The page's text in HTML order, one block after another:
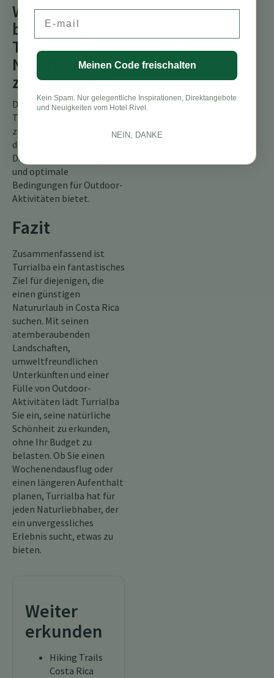
Wann ist die
beste Zeit, um
Turrialba für
Natururlaube
zu besuchen?
Die beste Zeit, um
Turrialba für Natururlaube
zu besuchen, ist während
der Trockenzeit, die von
Dezember bis April dauert
und optimale
Bedingungen für Outdoor-
Aktivitäten bietet.
Fazit
Zusammenfassend ist
Turrialba ein fantastisches
Ziel für diejenigen, die
einen günstigen
Natururlaub in Costa Rica
suchen. Mit seinen
atemberaubenden
Landschaften,
umweltfreundlichen
Unterkünften und einer
Fülle von Outdoor-
Aktivitäten lädt Turrialba
Sie ein, seine natürliche
Schönheit zu erkunden,
ohne Ihr Budget zu
belasten. Ob Sie einen
Wochenendausflug oder
einen längeren Aufenthalt
planen, Turrialba hat für
jeden Naturliebhaber, der
ein unvergessliches
Erlebnis sucht, etwas zu
bieten.
Weiter
erkunden
Hiking Trails
Costa Rica
Meinen Code freischalten
Kein Spam. Nur gelegentliche Inspirationen, Direktangebote
und Neuigkeiten vom Hotel Rivel.
NEIN, DANKE